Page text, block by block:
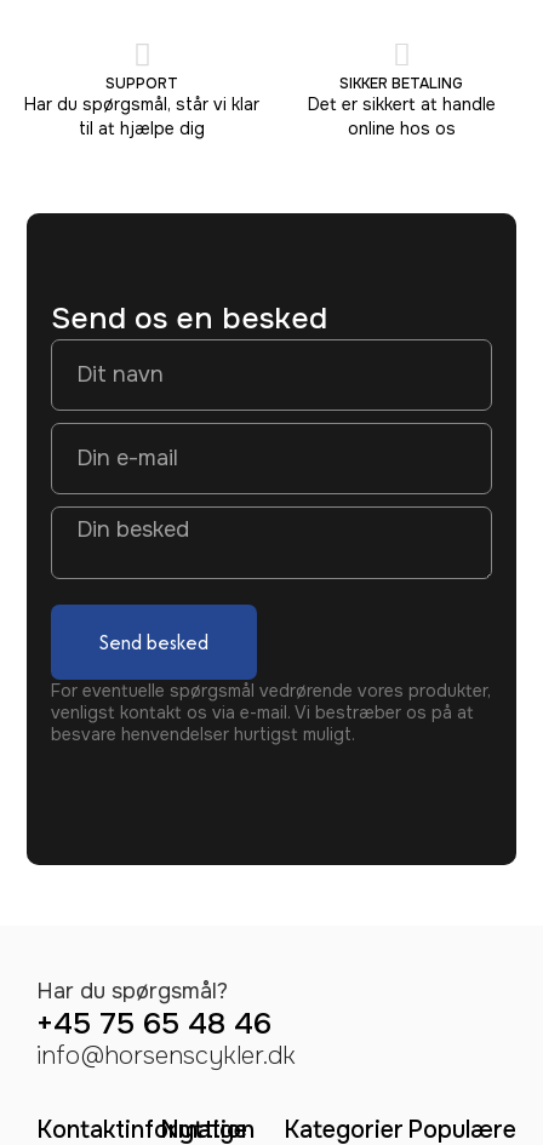
SUPPORT
Har du spørgsmål, står vi klar
til at hjælpe dig
SIKKER BETALING
Det er sikkert at handle
online hos os
Send os en besked
Send besked
For eventuelle spørgsmål vedrørende vores produkter,
venligst kontakt os via e-mail. Vi bestræber os på at
besvare henvendelser hurtigst muligt.
Har du spørgsmål?
+45 75 65 48 46
info@horsenscykler.dk
Kontaktinformation
Nyttige
Kategorier Populære